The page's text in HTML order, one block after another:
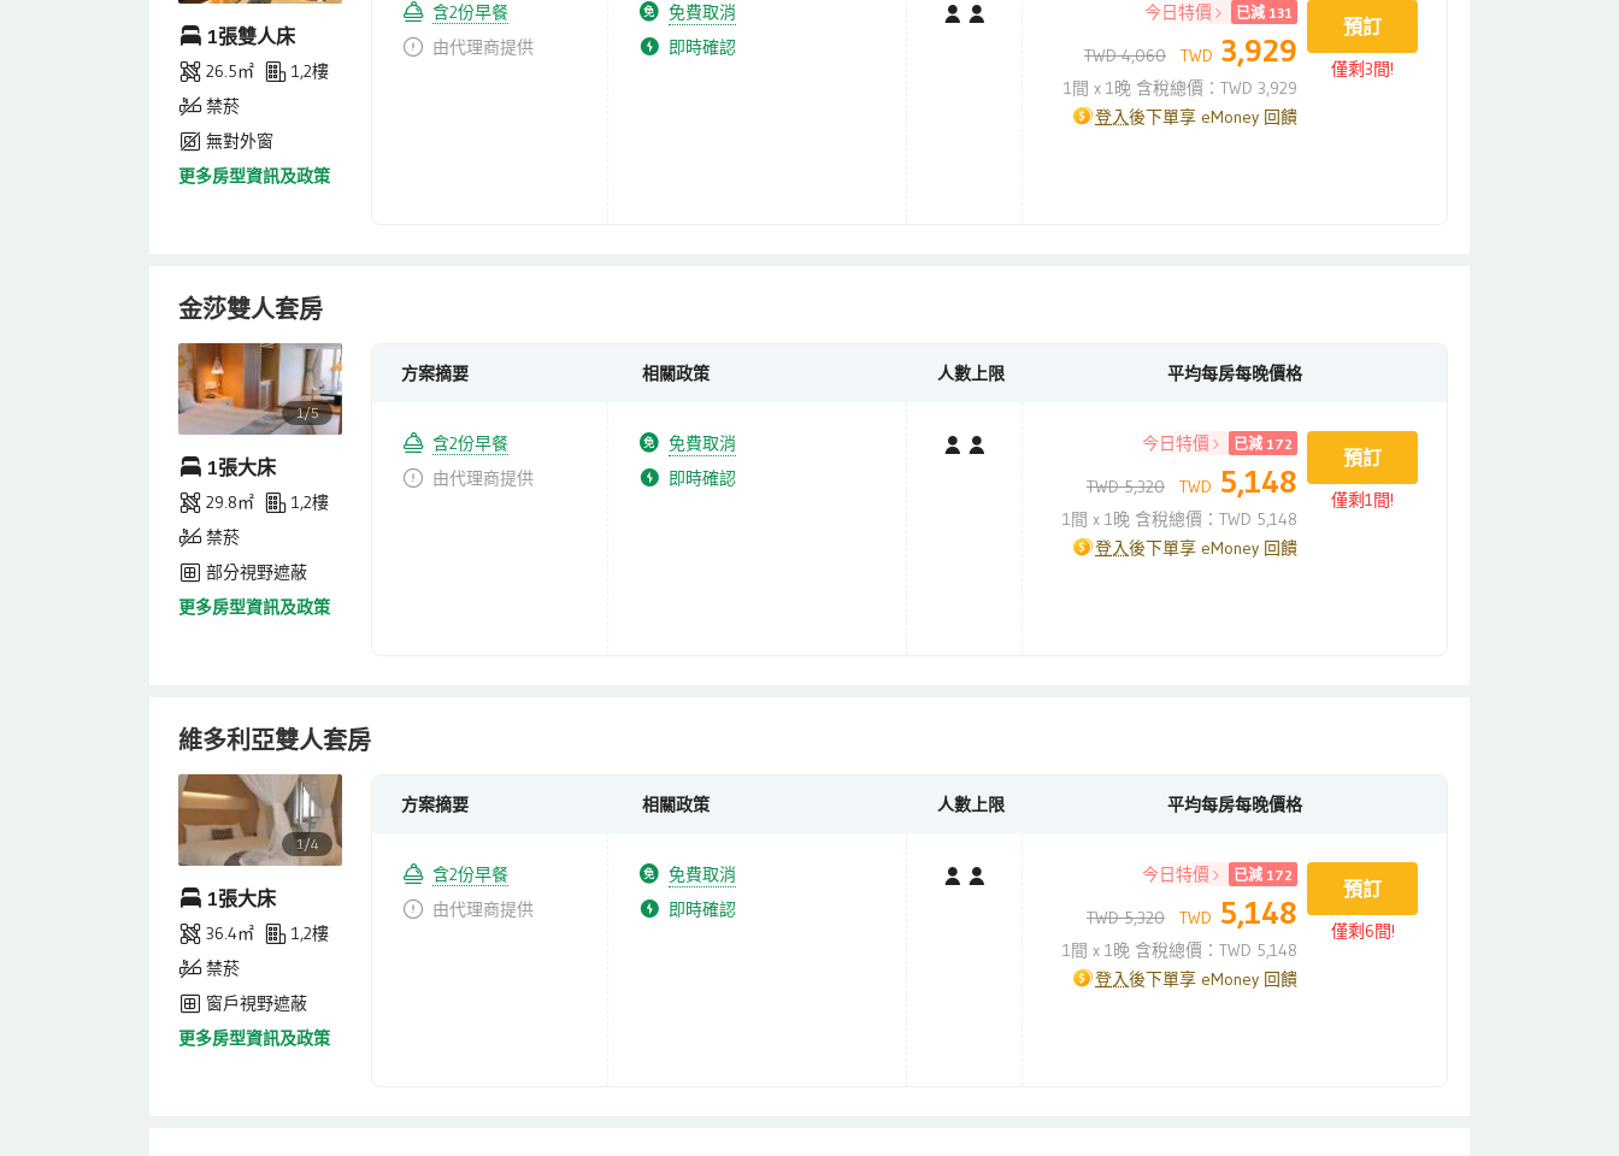
1張雙人床
26.5㎡
1,2樓
禁菸
無對外窗
更多房型資訊及政策
含2份早餐
由代理商提供
免費取消
即時確認
今日特價 已減 131
TWD 4,060 TWD 3,929
1間 x 1晚 含稅總價：TWD 3,929
登入後下單享 eMoney 回饋
預訂
僅剩3間!
金莎雙人套房
1/5
1張大床
29.8㎡
1,2樓
禁菸
部分視野遮蔽
更多房型資訊及政策
方案摘要 相關政策 人數上限 平均每房每晚價格
含2份早餐
由代理商提供
免費取消
即時確認
今日特價 已減 172
TWD 5,320 TWD 5,148
1間 x 1晚 含稅總價：TWD 5,148
登入後下單享 eMoney 回饋
預訂
僅剩1間!
維多利亞雙人套房
1/4
1張大床
36.4㎡
1,2樓
禁菸
窗戶視野遮蔽
更多房型資訊及政策
方案摘要 相關政策 人數上限 平均每房每晚價格
含2份早餐
由代理商提供
免費取消
即時確認
今日特價 已減 172
TWD 5,320 TWD 5,148
1間 x 1晚 含稅總價：TWD 5,148
登入後下單享 eMoney 回饋
預訂
僅剩6間!